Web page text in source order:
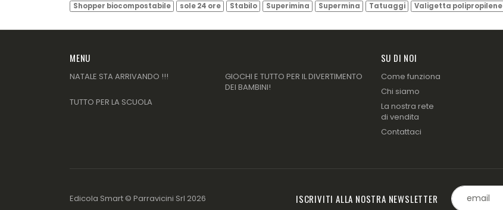
Shopper biocompostabile
sole 24 ore Stabilo Superimina Supermina Tatuaggi Valigetta polipropilene
MENU
NATALE STA ARRIVANDO !!!
GIOCHI E TUTTO PER IL DIVERTIMENTO
DEI BAMBINI!
TUTTO PER LA SCUOLA
SU DI NOI
Come funziona
Chi siamo
La nostra rete
di vendita
Contattaci
Edicola Smart © Parravicini Srl 2026 ISCRIVITI ALLA NOSTRA NEWSLETTER